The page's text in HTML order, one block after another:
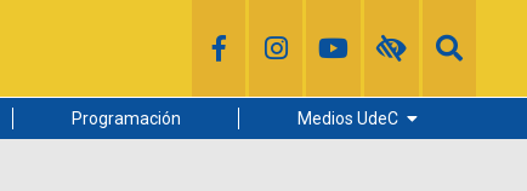
Programación Medios UdeC